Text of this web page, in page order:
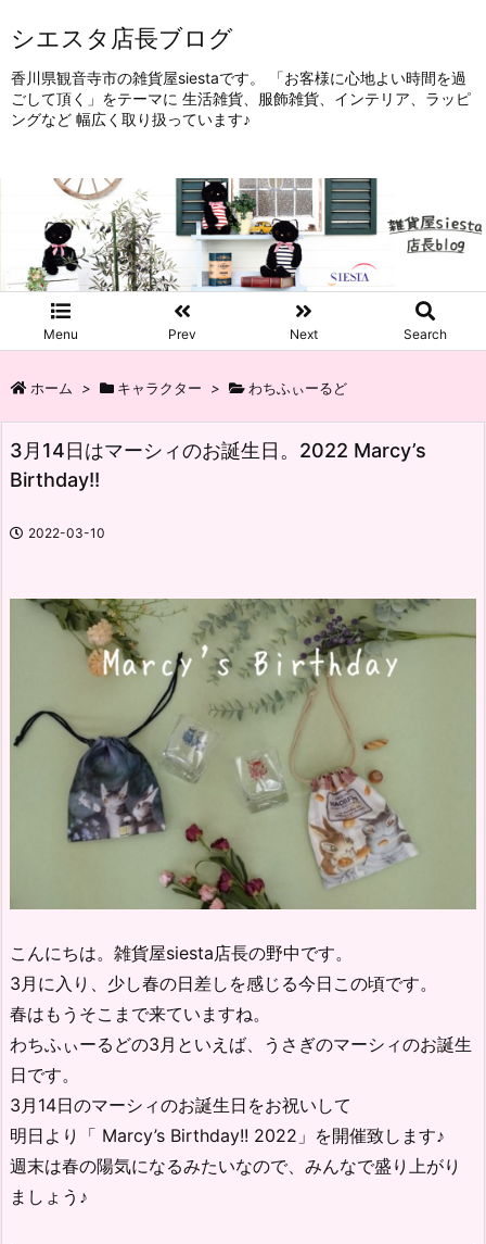
シエスタ店長ブログ
香川県観音寺市の雑貨屋siestaです。 「お客様に心地よい時間を過
ごして頂く」をテーマに 生活雑貨、服飾雑貨、インテリア、ラッピ
ングなど 幅広く取り扱っています♪
Menu Prev Next Search
ホーム > キャラクター > わちふぃーるど
3月14日はマーシィのお誕生日。2022 Marcy’s
Birthday!!
2022-03-10
こんにちは。雑貨屋siesta店長の野中です。
3月に入り、少し春の日差しを感じる今日この頃です。
春はもうそこまで来ていますね。
わちふぃーるどの3月といえば、うさぎのマーシィのお誕生
日です。
3月14日のマーシィのお誕生日をお祝いして
明日より「 Marcy’s Birthday!! 2022」を開催致します♪
週末は春の陽気になるみたいなので、みんなで盛り上がり
ましょう♪